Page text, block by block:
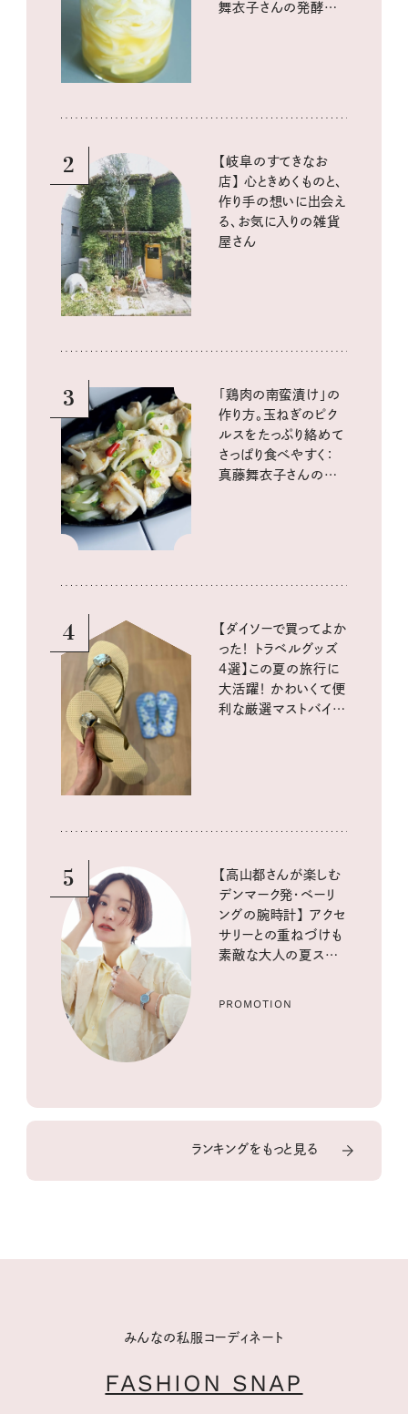
舞衣子さんの発酵と
2
【岐阜のすてきなお
店】 心ときめくものと、
作り手の想いに出会え
る、お気に入りの雑貨
屋さん
3
「鶏肉の南蛮漬け」の
作り方。玉ねぎのピク
ルスをたっぷり絡めて
さっぱり食べやすく：
真藤舞衣子さんの発
4
【ダイソーで買ってよか
った！ トラベルグッズ
4選】この夏の旅行に
大活躍！ かわいくて便
利な厳選マストバイア
5
【高山都さんが楽しむ
デンマーク発・ベーリ
ングの腕時計】 アクセ
サリーとの重ねづけも
素敵な大人の夏スタイ
PROMOTION
ランキングをもっと見る
みんなの私服コーディネート
FASHION SNAP